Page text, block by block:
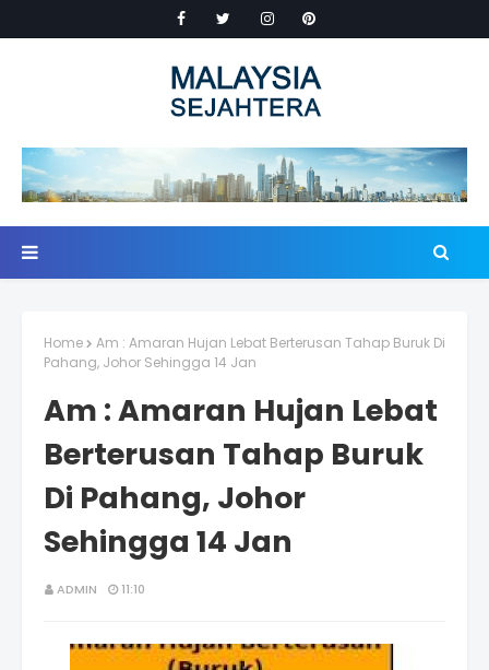
Home
Am : Amaran Hujan Lebat Berterusan Tahap Buruk Di
Pahang, Johor Sehingga 14 Jan
Am : Amaran Hujan Lebat
Berterusan Tahap Buruk
Di Pahang, Johor
Sehingga 14 Jan
ADMIN 11:10